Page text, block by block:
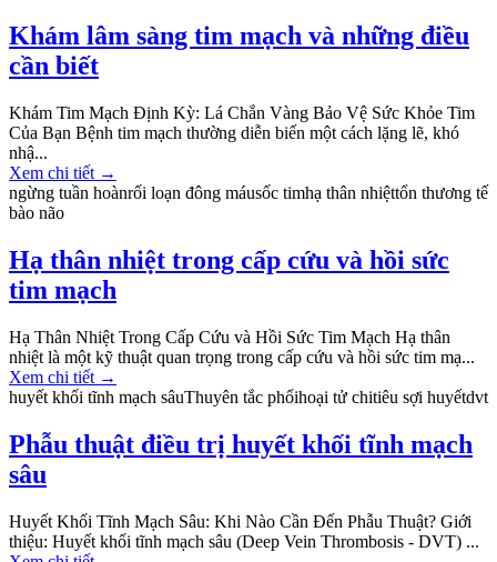
Khám lâm sàng tim mạch và những điều
cần biết
Khám Tim Mạch Định Kỳ: Lá Chắn Vàng Bảo Vệ Sức Khỏe Tim
Của Bạn Bệnh tim mạch thường diễn biến một cách lặng lẽ, khó
nhậ...
Xem chi tiết →
ngừng tuần hoànrối loạn đông máusốc timhạ thân nhiệttổn thương tế
bào não
Hạ thân nhiệt trong cấp cứu và hồi sức
tim mạch
Hạ Thân Nhiệt Trong Cấp Cứu và Hồi Sức Tim Mạch Hạ thân
nhiệt là một kỹ thuật quan trọng trong cấp cứu và hồi sức tim mạ...
Xem chi tiết →
huyết khối tĩnh mạch sâuThuyên tắc phổihoại tử chitiêu sợi huyếtdvt
Phẫu thuật điều trị huyết khối tĩnh mạch
sâu
Huyết Khối Tĩnh Mạch Sâu: Khi Nào Cần Đến Phẫu Thuật? Giới
thiệu: Huyết khối tĩnh mạch sâu (Deep Vein Thrombosis - DVT) ...